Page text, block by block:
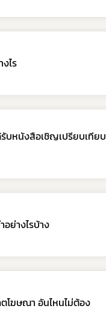
ไร
บหนังสือเชิญเปรียบเทียบ
ย่างไรบ้าง
โฆษณา อันไหนไม่ต้อง